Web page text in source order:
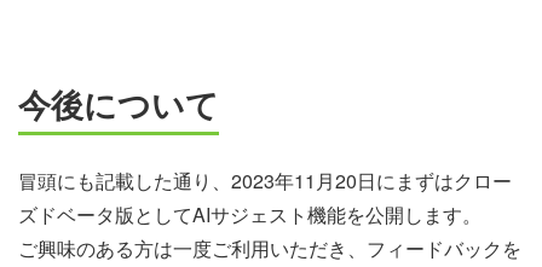
今後について
冒頭にも記載した通り、2023年11月20日にまずはクロー
ズドベータ版としてAIサジェスト機能を公開します。
ご興味のある方は一度ご利用いただき、フィードバックを